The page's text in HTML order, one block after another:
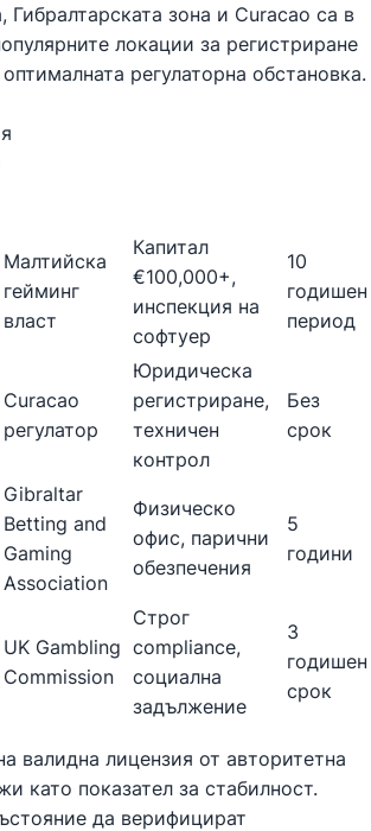
Гибралтарската зона и Curacao са в
локации за регистриране
регулаторна обстановка.
Малтийска
гейминг
власт
Капитал
€100,000+,
инспекция на
софтуер
10
годишен
период
Curacao
регулатор
Юридическа
регистриране,
техничен
контрол
Без
срок
Gibraltar
Betting and
Gaming
Association
Физическо
офис, парични
обезпечения
5
години
UK Gambling
Commission
Строг
compliance,
социална
задължение
3
годишен
срок
валидна лицензия от авторитетна
като показател за стабилност.
да верифицират